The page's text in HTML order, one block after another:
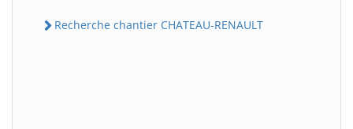
Recherche chantier CHATEAU-RENAULT